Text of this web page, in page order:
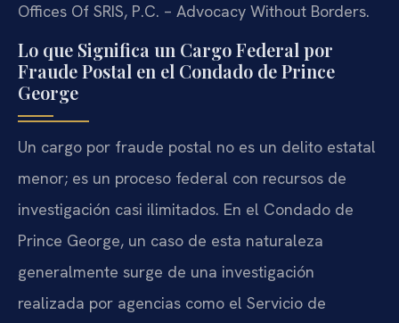
Offices Of SRIS, P.C. – Advocacy Without Borders.
Lo que Significa un Cargo Federal por
Fraude Postal en el Condado de Prince
George
Un cargo por fraude postal no es un delito estatal
menor; es un proceso federal con recursos de
investigación casi ilimitados. En el Condado de
Prince George, un caso de esta naturaleza
generalmente surge de una investigación
realizada por agencias como el Servicio de